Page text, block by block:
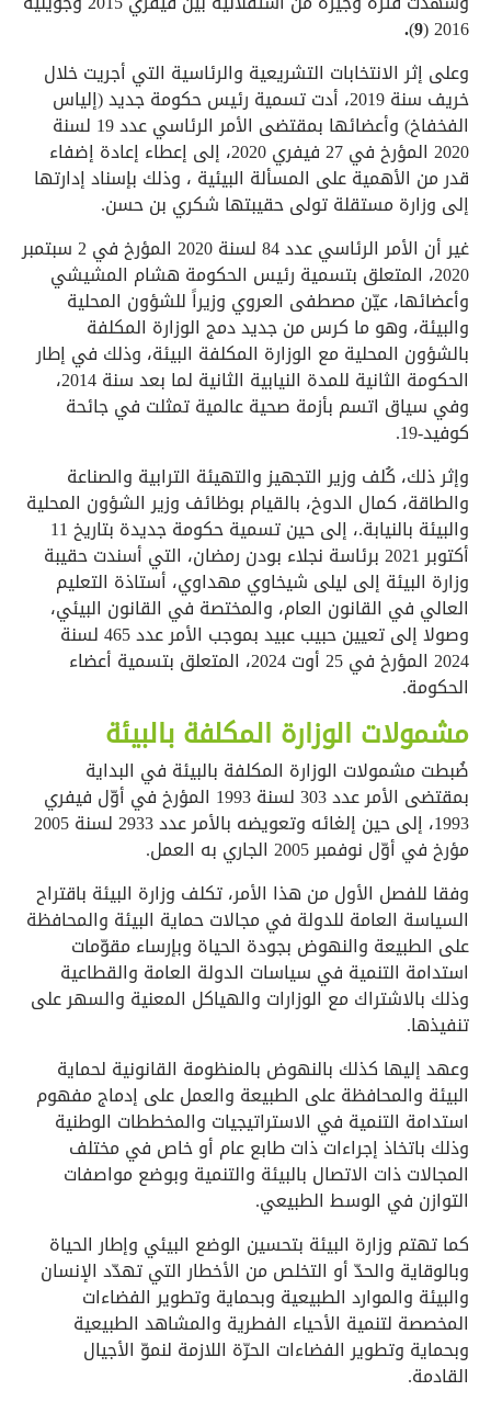
2016 (
9
)
.
وعلى إثر الانتخابات التشريعية والرئاسية التي أجريت خلال
خريف سنة 2019، أدت تسمية رئيس حكومة جديد (إلياس
الفخفاخ) وأعضائها بمقتضى الأمر الرئاسي عدد 19 لسنة
2020 المؤرخ في 27 فيفري 2020، إلى إعطاء إعادة إضفاء
قدر من الأهمية على المسألة البيئية ، وذلك بإسناد إدارتها
إلى وزارة مستقلة تولى حقيبتها شكري بن حسن.
غير أن الأمر الرئاسي عدد 84 لسنة 2020 المؤرخ في 2 سبتمبر
2020، المتعلق بتسمية رئيس الحكومة هشام المشيشي
وأعضائها، عيّن مصطفى العروي وزيراً للشؤون المحلية
والبيئة، وهو ما كرس من جديد دمج الوزارة المكلفة
بالشؤون المحلية مع الوزارة المكلفة البيئة، وذلك في إطار
الحكومة الثانية للمدة النيابية الثانية لما بعد سنة 2014،
وفي سياق اتسم بأزمة صحية عالمية تمثلت في جائحة
كوفيد-19.
وإثر ذلك، كُلف وزير التجهيز والتهيئة الترابية والصناعة
والطاقة، كمال الدوخ، بالقيام بوظائف وزير الشؤون المحلية
والبيئة بالنيابة.، إلى حين تسمية حكومة جديدة بتاريخ 11
أكتوبر 2021 برئاسة نجلاء بودن رمضان، التي أسندت حقيبة
وزارة البيئة إلى ليلى شيخاوي مهداوي، أستاذة التعليم
العالي في القانون العام، والمختصة في القانون البيئي،
وصولا إلى تعيين حبيب عبيد بموجب الأمر عدد 465 لسنة
2024 المؤرخ في 25 أوت 2024، المتعلق بتسمية أعضاء
الحكومة.
مشمولات الوزارة المكلفة بالبيئة
ضُبطت مشمولات الوزارة المكلفة بالبيئة في البداية
بمقتضى الأمر عدد 303 لسنة 1993 المؤرخ في أوّل فيفري
1993، إلى حين إلغائه وتعويضه بالأمر عدد 2933 لسنة 2005
مؤرخ في أوّل نوفمبر 2005 الجاري به العمل.
وفقا للفصل الأول من هذا الأمر، تكلف وزارة البيئة باقتراح
السياسة العامة للدولة في مجالات حماية البيئة والمحافظة
على الطبيعة والنهوض بجودة الحياة وبإرساء مقوّمات
استدامة التنمية في سياسات الدولة العامة والقطاعية
وذلك بالاشتراك مع الوزارات والهياكل المعنية والسهر على
تنفيذها.
وعهد إليها كذلك بالنهوض بالمنظومة القانونية لحماية
البيئة والمحافظة على الطبيعة والعمل على إدماج مفهوم
استدامة التنمية في الاستراتيجيات والمخططات الوطنية
وذلك باتخاذ إجراءات ذات طابع عام أو خاص في مختلف
المجالات ذات الاتصال بالبيئة والتنمية وبوضع مواصفات
التوازن في الوسط الطبيعي.
كما تهتم وزارة البيئة بتحسين الوضع البيئي وإطار الحياة
وبالوقاية والحدّ أو التخلص من الأخطار التي تهدّد الإنسان
والبيئة والموارد الطبيعية وبحماية وتطوير الفضاءات
المخصصة لتنمية الأحياء الفطرية والمشاهد الطبيعية
وبحماية وتطوير الفضاءات الحرّة اللازمة لنموّ الأجيال
القادمة.